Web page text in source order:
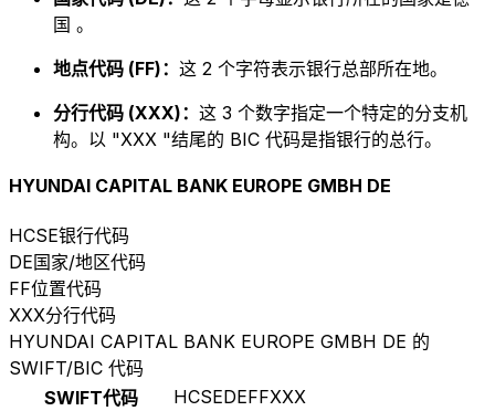
国 。
地点代码 (FF)： 这 2 个字符表示银行总部所在地。
分行代码 (XXX)： 这 3 个数字指定一个特定的分支机
构。以 "XXX "结尾的 BIC 代码是指银行的总行。
HYUNDAI CAPITAL BANK EUROPE GMBH DE
HCSE银行代码
DE国家/地区代码
FF位置代码
XXX分行代码
HYUNDAI CAPITAL BANK EUROPE GMBH DE 的
SWIFT/BIC 代码
SWIFT代码
HCSEDEFFXXX